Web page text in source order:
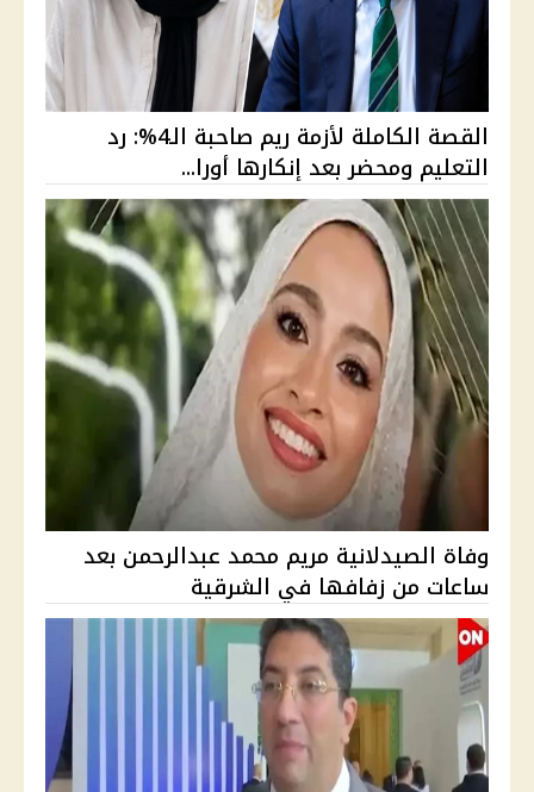
القصة الكاملة لأزمة ريم صاحبة الـ4%: رد
التعليم ومحضر بعد إنكارها أورا...
وفاة الصيدلانية مريم محمد عبدالرحمن بعد
ساعات من زفافها في الشرقية